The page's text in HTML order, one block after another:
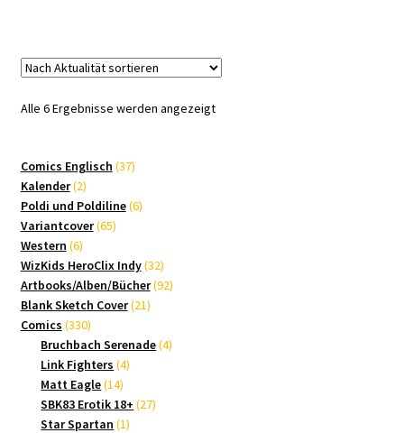
Alle 6 Ergebnisse werden angezeigtNach
Comics Englisch 3737
Kalender 22
Produkte
Poldi und Poldiline 66
Variantcover 6565
Western 66
Produkte
WizKids HeroClix Indy 3232
Produkte
Artbooks/Alben/Bücher 9292
Blank Sketch Cover 2121
Comics 330330
Produkte
Bruchbach Serenade 44
Link Fighters 44
Matt Eagle 1414
Produkte
SBK83 Erotik 18+ 2727
Star Spartan 11